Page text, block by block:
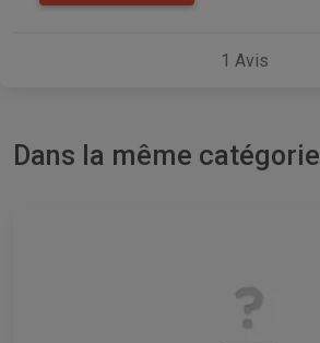
1 Avis
Dans la même catégorie